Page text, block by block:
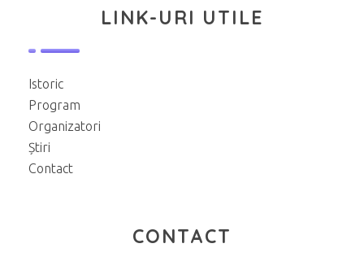
LINK-URI UTILE
Istoric
Program
Organizatori
Știri
Contact
CONTACT